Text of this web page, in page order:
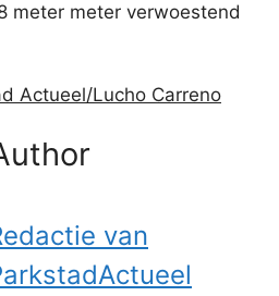
meter meter verwoestend
Actueel/Lucho Carreno
van